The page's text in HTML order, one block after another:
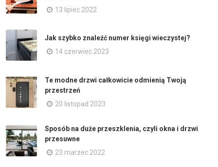
13 lipiec 2022
Jak szybko znaleźć numer księgi wieczystej?
14 czerwiec 2023
Te modne drzwi całkowicie odmienią Twoją
przestrzeń
20 listopad 2023
Sposób na duże przeszklenia, czyli okna i drzwi
przesuwne
23 marzec 2022